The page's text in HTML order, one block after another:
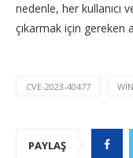
nedenle, her kullanıcı
çıkarmak için gereken
CVE-2023-40477
PAYLAŞ